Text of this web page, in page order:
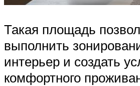
Такая площадь
выполнить
интерьер и создать
комфортного